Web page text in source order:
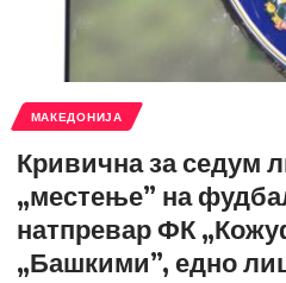
МАКЕДОНИЈА
Кривична за седум
„местење” на
натпревар ФК
„Башкими”, едно